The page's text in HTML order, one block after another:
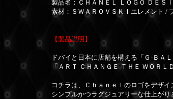
製品名：ＣＨＡＮＥＬ ＬＯＧＯ ＤＥＳ
素材：ＳＷＡＲＯＶＳＫＩエレメント /
【製品説明】
ドバイと日本に店舗を構える「Ｇ-ＢＡ
「ＡＲＴ ＣＨＡＮＧＥ ＴＨＥ ＷＯＲ
コチラは、Ｃｈａｎｅｌのロゴをデザ
シンプルかつラグジュアリーな仕上がり